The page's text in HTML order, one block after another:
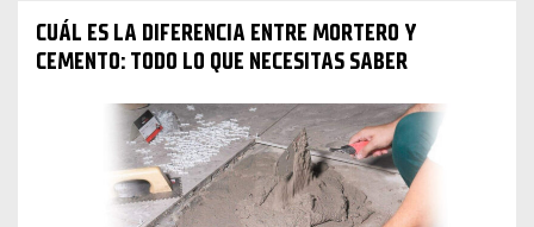
CUÁL ES LA DIFERENCIA ENTRE MORTERO Y
CEMENTO: TODO LO QUE NECESITAS SABER